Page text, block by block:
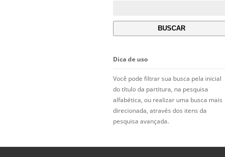
Dica de uso
Você pode filtrar sua busca pela inicial
do título da partitura, na pesquisa
alfabética, ou realizar uma busca mais
direcionada, através dos itens da
pesquisa avançada.